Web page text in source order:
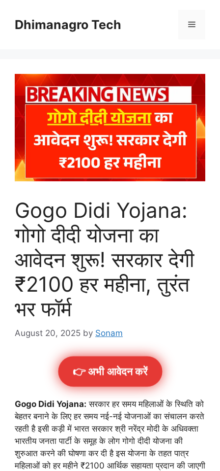
contentDhimanagro Tech Menu
Gogo Didi Yojana:
गोगो दीदी योजना का
आवेदन शुरू! सरकार देगी
₹2100 हर महीना, तुरंत
भर फॉर्म
August 20, 2025 by Sonam
👉 अभी आवेदन करें
Gogo Didi Yojana: सरकार हर समय महिलाओं के स्थिति को
बेहतर बनाने के लिए हर समय नई-नई योजनाओं का संचालन करते
रहती है इसी कड़ी में भारत सरकार श्री नरेंद्र मोदी के अधिवक्ता
भारतीय जनता पार्टी के समूह के लोग गोगो दीदी योजना की
शुरुआत करने की घोषणा कर दी है इस योजना के तहत पात्र
महिलाओं को हर महीने ₹2100 आर्थिक सहायता प्रदान की जाएगी